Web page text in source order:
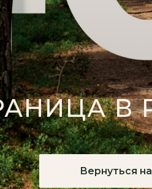
В
Вернуться